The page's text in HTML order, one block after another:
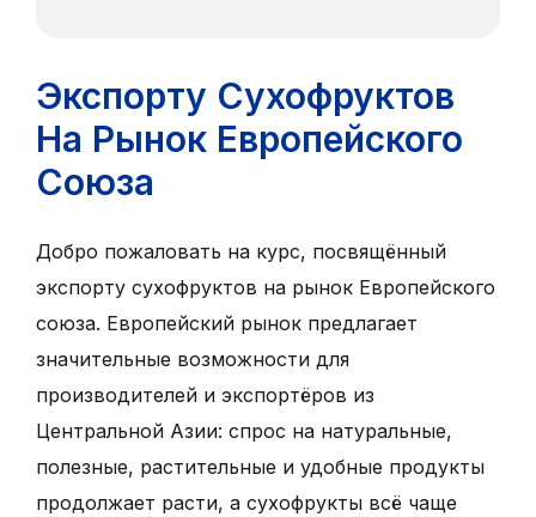
Экспорту Cухофруктов
Hа Pынок Европейского
Cоюза
Добро пожаловать на курс, посвящённый
экспорту сухофруктов на рынок Европейского
союза. Европейский рынок предлагает
значительные возможности для
производителей и экспортёров из
Центральной Азии: спрос на натуральные,
полезные, растительные и удобные продукты
продолжает расти, а сухофрукты всё чаще